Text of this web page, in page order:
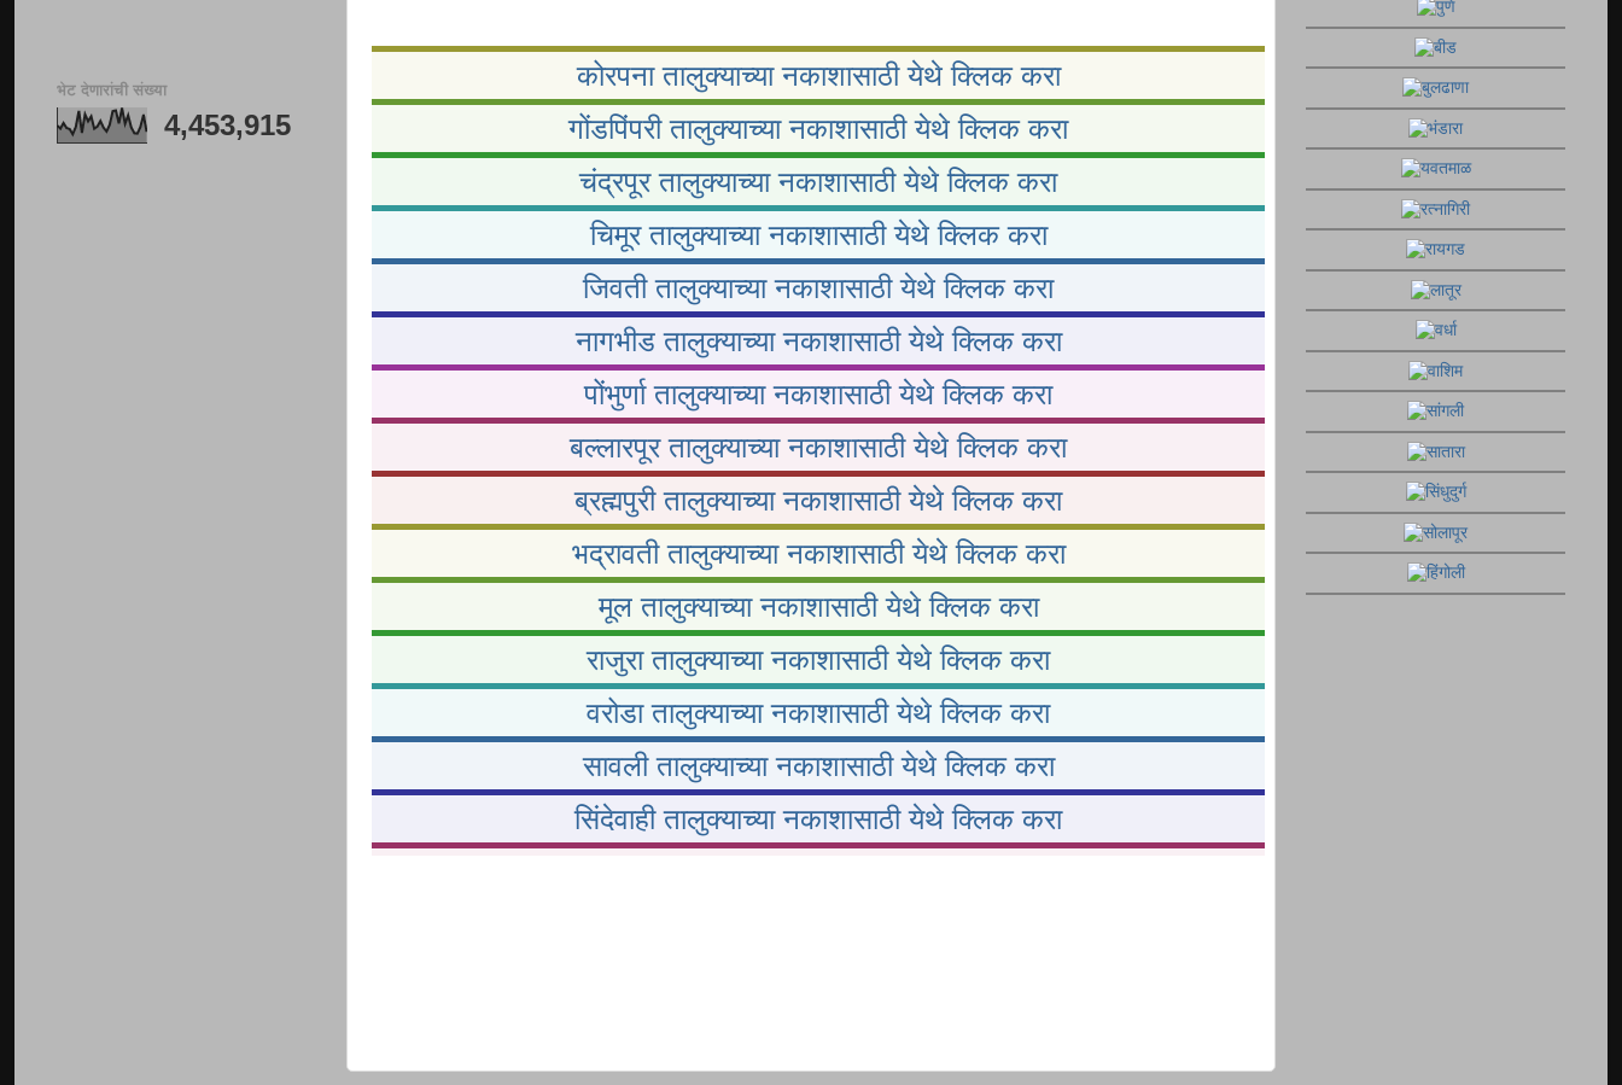
कोरपना तालुक्याच्या नकाशासाठी येथे क्लिक करा
गोंडपिंपरी तालुक्याच्या नकाशासाठी येथे क्लिक करा
चंद्रपूर तालुक्याच्या नकाशासाठी येथे क्लिक करा
चिमूर तालुक्याच्या नकाशासाठी येथे क्लिक करा
जिवती तालुक्याच्या नकाशासाठी येथे क्लिक करा
नागभीड तालुक्याच्या नकाशासाठी येथे क्लिक करा
पोंभुर्णा तालुक्याच्या नकाशासाठी येथे क्लिक करा
बल्लारपूर तालुक्याच्या नकाशासाठी येथे क्लिक करा
ब्रह्मपुरी तालुक्याच्या नकाशासाठी येथे क्लिक करा
भद्रावती तालुक्याच्या नकाशासाठी येथे क्लिक करा
मूल तालुक्याच्या नकाशासाठी येथे क्लिक करा
राजुरा तालुक्याच्या नकाशासाठी येथे क्लिक करा
वरोडा तालुक्याच्या नकाशासाठी येथे क्लिक करा
सावली तालुक्याच्या नकाशासाठी येथे क्लिक करा
सिंदेवाही तालुक्याच्या नकाशासाठी येथे क्लिक करा
भेट देणारांची संख्या
4,453,915